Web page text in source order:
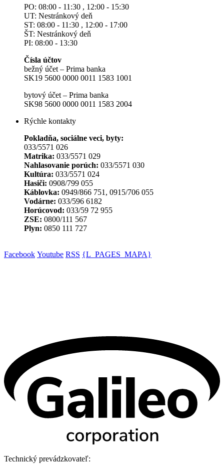
PO: 08:00 - 11:30 , 12:00 - 15:30
UT: Nestránkový deň
ST: 08:00 - 11:30 , 12:00 - 17:00
ŠT: Nestránkový deň
PI: 08:00 - 13:30
Čísla účtov
bežný účet – Prima banka
SK19 5600 0000 0011 1583 1001
bytový účet – Prima banka
SK98 5600 0000 0011 1583 2004
Rýchle kontakty
Pokladňa, sociálne veci, byty:
033/5571 026
Matrika: 033/5571 029
Nahlasovanie porúch: 033/5571 030
Kultúra: 033/5571 024
Hasiči: 0908/799 055
Káblovka: 0949/866 751, 0915/706 055
Vodárne: 033/596 6182
Horúcovod: 033/59 72 955
ZSE: 0800/111 567
Plyn: 0850 111 727
Facebook Youtube RSS {L_PAGES_MAPA}
Technický prevádzkovateľ: